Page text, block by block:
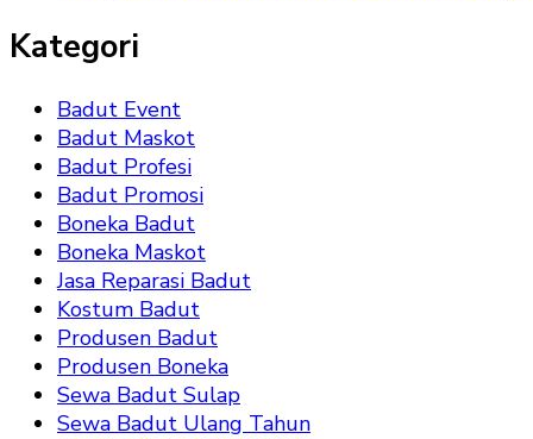
Kategori
Badut Event
Badut Maskot
Badut Profesi
Badut Promosi
Boneka Badut
Boneka Maskot
Jasa Reparasi Badut
Kostum Badut
Produsen Badut
Produsen Boneka
Sewa Badut Sulap
Sewa Badut Ulang Tahun